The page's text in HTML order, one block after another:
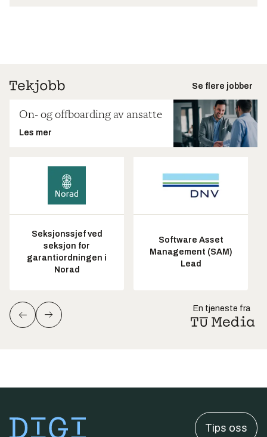
Se flere jobber
On- og offboarding av ansatte
Les mer
Seksjonssjef ved
seksjon for
garantiordningen i
Norad
Software Asset
Management (SAM)
Lead
En tjeneste fra
Tips oss